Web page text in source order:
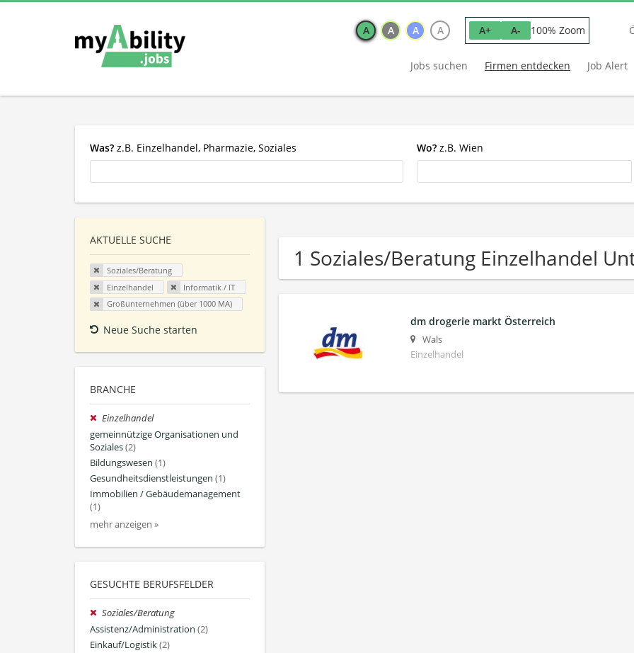
A A A A A+ A- 100% Zoom
Jobs suchen Firmen entdecken Job Alert
Was? z.B. Einzelhandel, Pharmazie, Soziales Wo? z.B. Wien
AKTUELLE SUCHE
Soziales/Beratung
Einzelhandel
Informatik / IT
Großunternehmen (über 1000 MA)
Neue Suche starten
BRANCHE
Einzelhandel
gemeinnützige Organisationen und
Soziales(2)
Bildungswesen (1)
Gesundheitsdienstleistungen (1)
Immobilien / Gebäudemanagement
(1)
mehr anzeigen »
GESUCHTE BERUFSFELDER
Soziales/Beratung
Assistenz/Administration (2)
Einkauf/Logistik(2)
1 Soziales/Beratung Einzelhandel
dm drogerie markt Österreich
Wals
Einzelhandel